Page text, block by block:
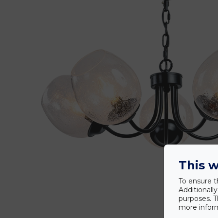
This
To ensure
purposes.
more